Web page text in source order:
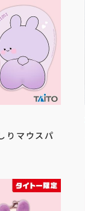
りマウスパ